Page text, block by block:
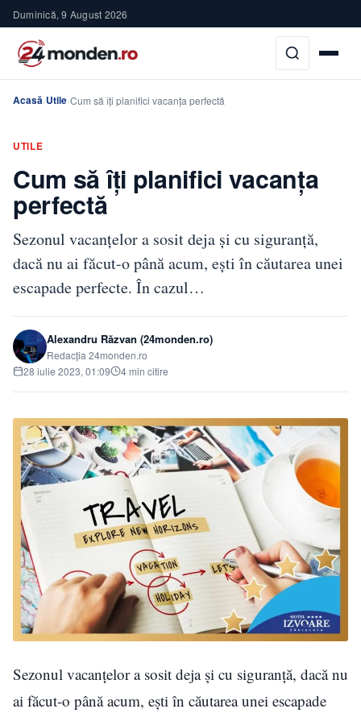
Duminică, 9 August 2026
Acasă›Utile›Cum să îți planifici vacanța perfectă
UTILE
Cum să îți planifici vacanța
perfectă
Sezonul vacanțelor a sosit deja și cu siguranță,
dacă nu ai făcut-o până acum, ești în căutarea unei
escapade perfecte. În cazul…
Alexandru Răzvan (24monden.ro)
Redacția 24monden.ro
28 iulie 2023, 01:09
4 min citire
Sezonul vacanțelor a sosit deja și cu siguranță, dacă nu
ai făcut-o până acum, ești în căutarea unei escapade